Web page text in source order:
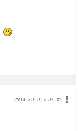
29.08.2010 12.08
#4